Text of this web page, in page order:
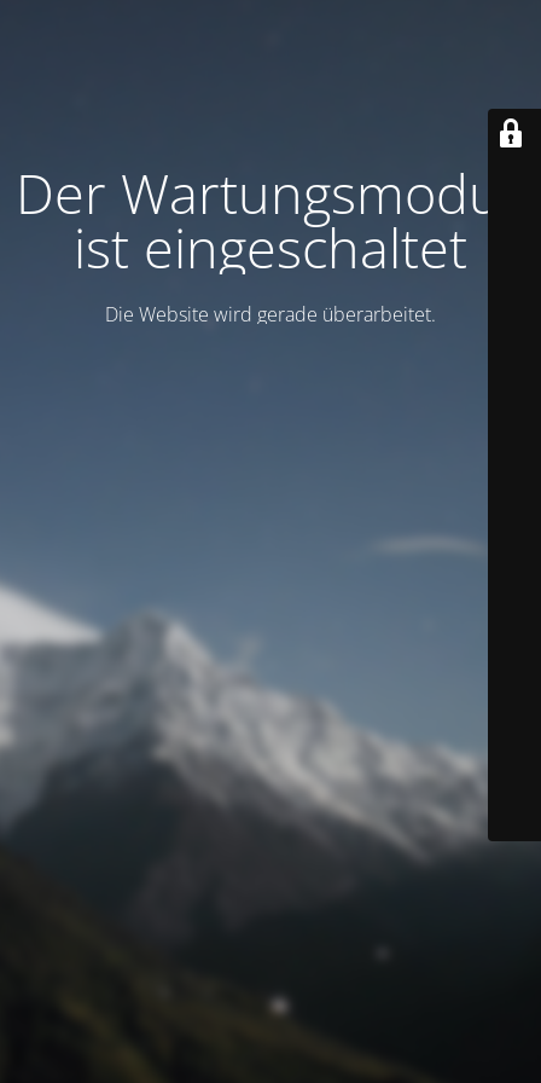
Der Wartungsmodus
ist eingeschaltet
Die Website wird gerade überarbeitet.